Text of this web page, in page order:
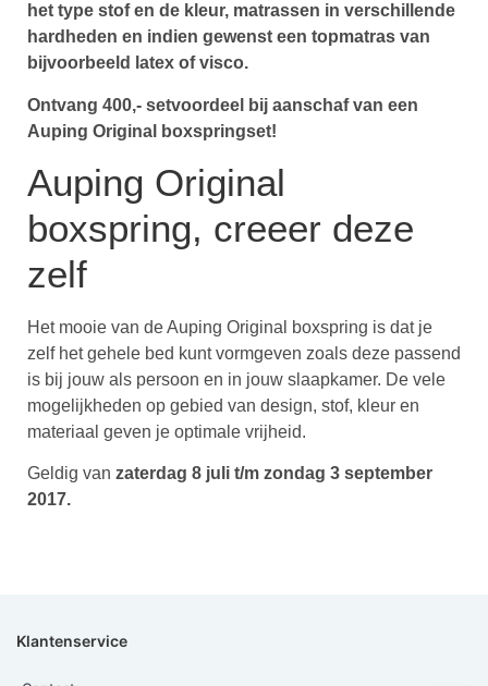
het type stof en de kleur, matrassen in verschillende
hardheden en indien gewenst een topmatras van
bijvoorbeeld latex of visco.
Ontvang 400,- setvoordeel bij aanschaf van een
Auping Original boxspringset!
Auping Original
boxspring, creeer deze
zelf
Het mooie van de Auping Original boxspring is dat je
zelf het gehele bed kunt vormgeven zoals deze passend
is bij jouw als persoon en in jouw slaapkamer. De vele
mogelijkheden op gebied van design, stof, kleur en
materiaal geven je optimale vrijheid.
Geldig van zaterdag 8 juli t/m zondag 3 september
2017.
Klantenservice